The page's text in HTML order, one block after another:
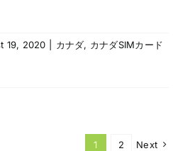
19, 2020 カナダ, カナダSIMカード
1 2 Next